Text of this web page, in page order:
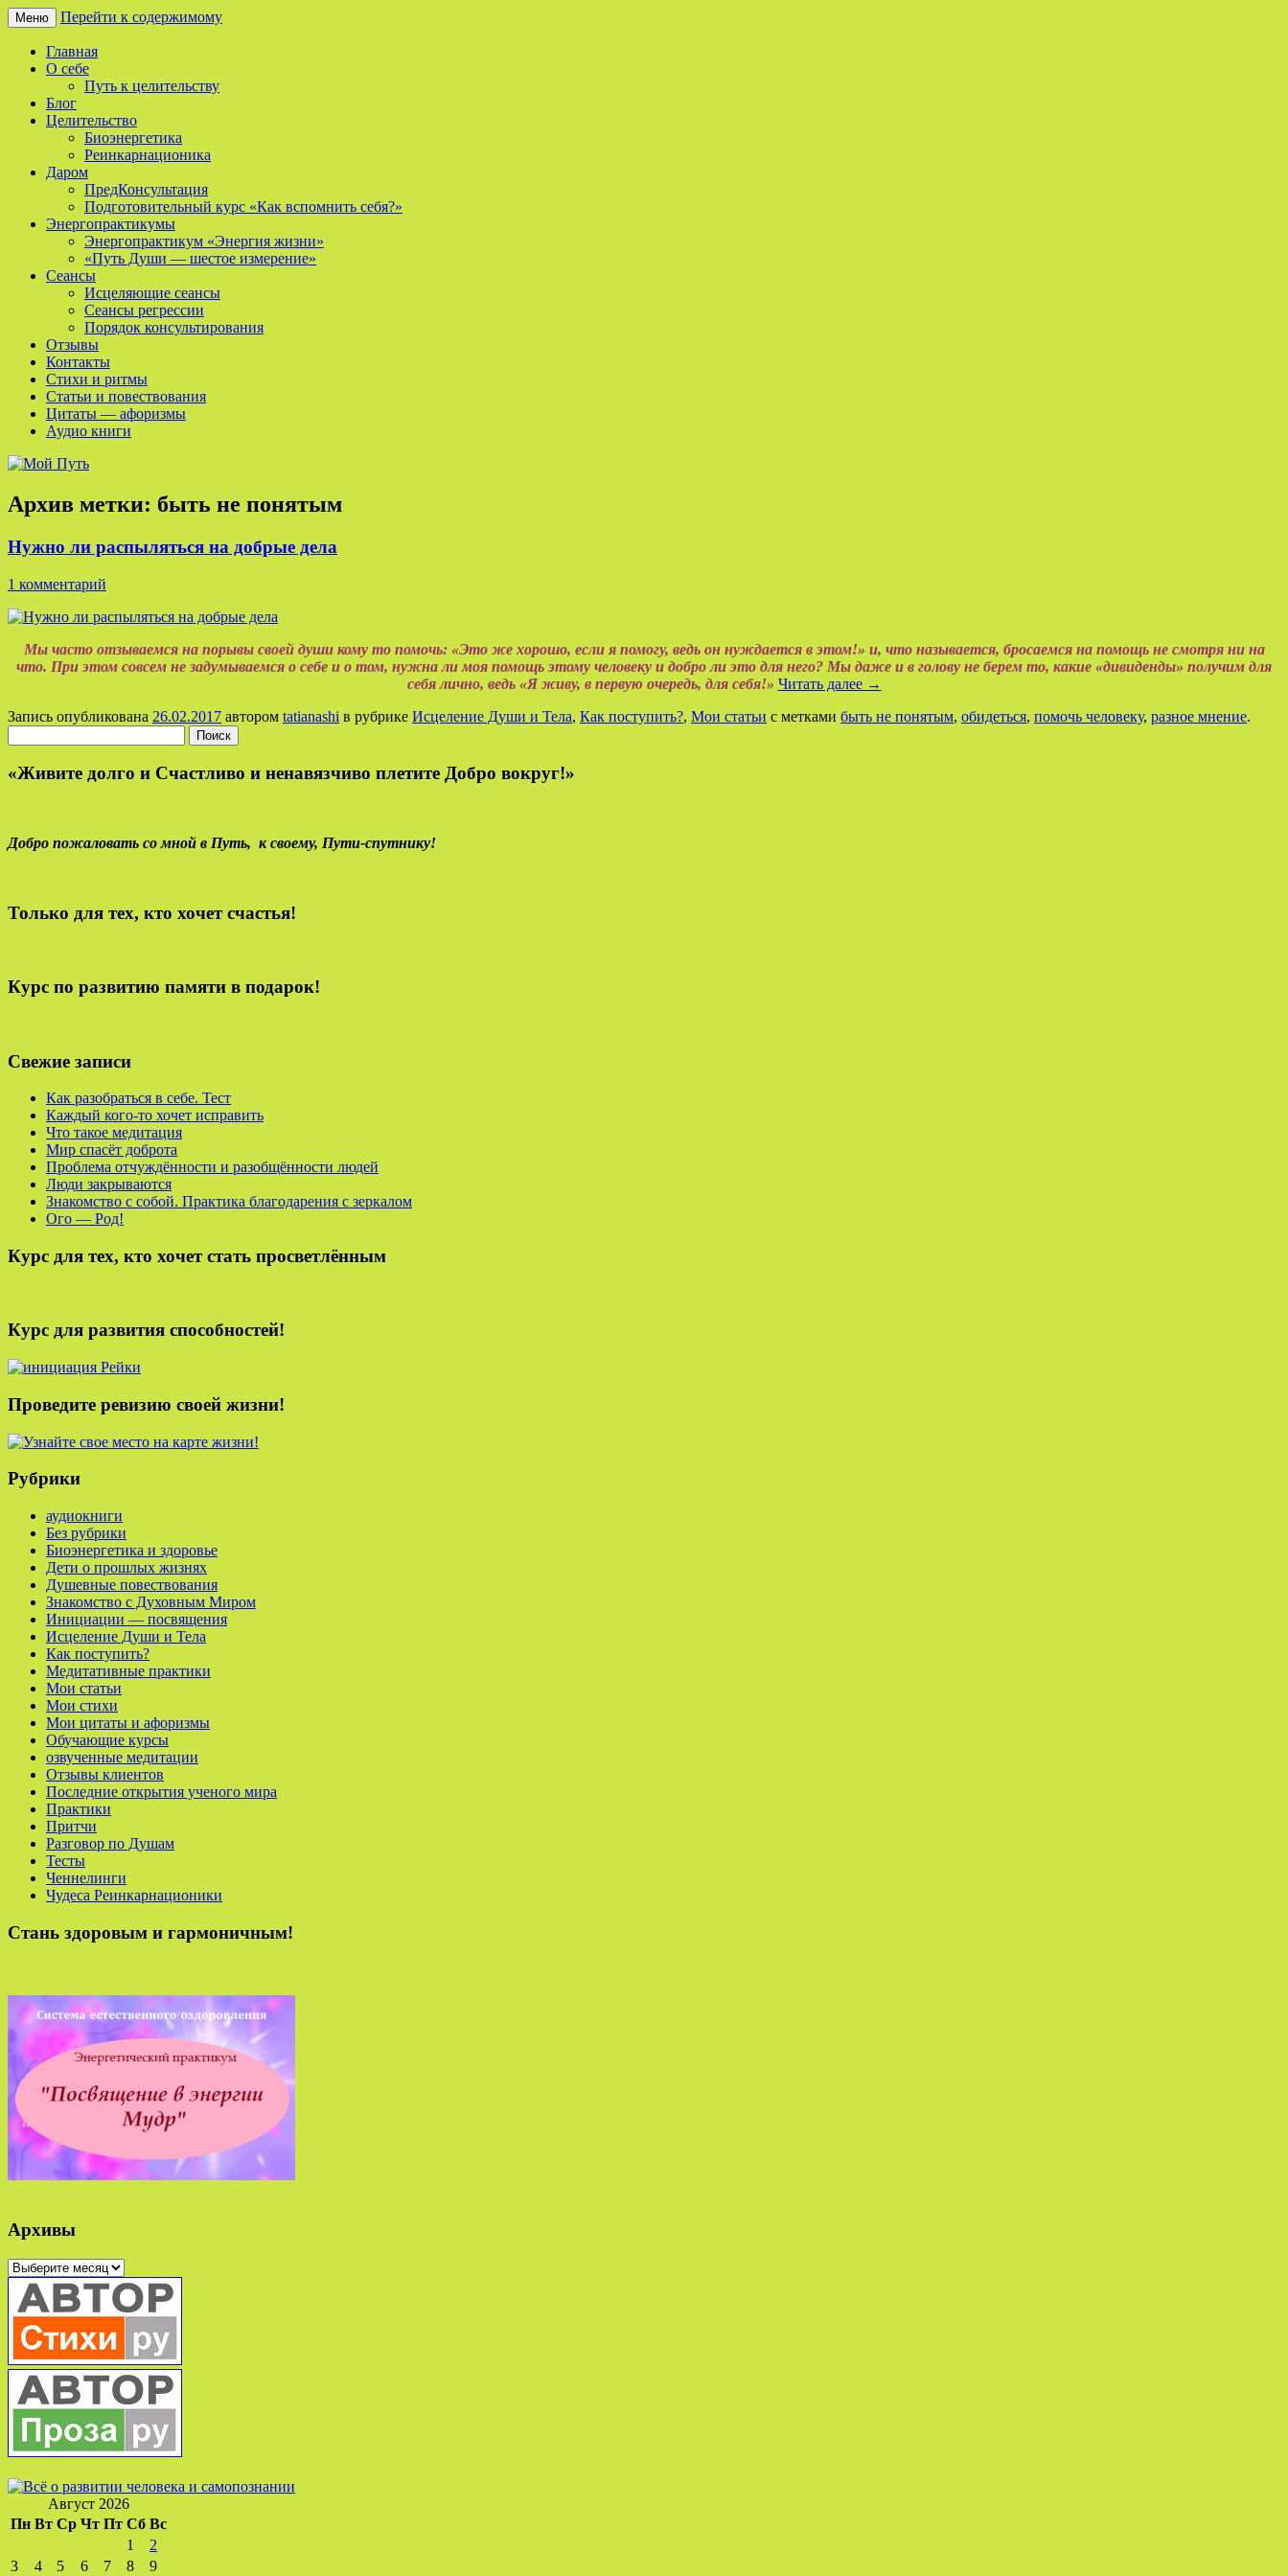
Мой Путь
Меню Перейти к содержимому
Главная
О себе
Путь к целительству
Блог
Целительство
Биоэнергетика
Реинкарнационика
Даром
ПредКонсультация
Подготовительный курс «Как вспомнить себя?»
Энергопрактикумы
Энергопрактикум «Энергия жизни»
«Путь Души — шестое измерение»
Сеансы
Исцеляющие сеансы
Сеансы регрессии
Порядок консультирования
Отзывы
Контакты
Стихи и ритмы
Статьи и повествования
Цитаты — афоризмы
Аудио книги
Архив метки: быть не понятым
Нужно ли распыляться на добрые дела
1 комментарий
Мы часто отзываемся на порывы своей души кому то помочь: «Это же хорошо, если я помогу, ведь он нуждается в этом!» и, что называется, бросаемся на помощь не смотря ни на
что. При этом совсем не задумываемся о себе и о том, нужна ли моя помощь этому человеку и добро ли это для него? Мы даже и в голову не берем то, какие «дивиденды» получим для
себя лично, ведь «Я живу, в первую очередь, для себя!» Читать далее →
Запись опубликована 26.02.2017 автором tatianashi в рубрике Исцеление Души и Тела, Как поступить?, Мои статьи с метками быть не понятым, обидеться, помочь человеку, разное мнение.
«Живите долго и Счастливо и ненавязчиво плетите Добро вокруг!»
Добро пожаловать со мной в Путь, к своему, Пути-спутнику!
Только для тех, кто хочет счастья!
Курс по развитию памяти в подарок!
Свежие записи
Как разобраться в себе. Тест
Каждый кого-то хочет исправить
Что такое медитация
Мир спасёт доброта
Проблема отчуждённости и разобщённости людей
Люди закрываются
Знакомство с собой. Практика благодарения с зеркалом
Ого — Род!
Курс для тех, кто хочет стать просветлённым
Курс для развития способностей!
Проведите ревизию своей жизни!
Рубрики
аудиокниги
Без рубрики
Биоэнергетика и здоровье
Дети о прошлых жизнях
Душевные повествования
Знакомство с Духовным Миром
Инициации — посвящения
Исцеление Души и Тела
Как поступить?
Медитативные практики
Мои статьи
Мои стихи
Мои цитаты и афоризмы
Обучающие курсы
озвученные медитации
Отзывы клиентов
Последние открытия ученого мира
Практики
Притчи
Разговор по Душам
Тесты
Ченнелинги
Чудеса Реинкарнационики
Стань здоровым и гармоничным!
Архивы
Архивы
Август 2026
Пн Вт Ср Чт Пт Сб Вс
1
2
3
4 5 6 7 8 9